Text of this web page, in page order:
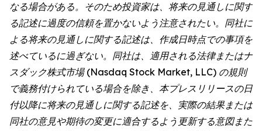
なる場合がある。そのため投資家は、将来の見通しに関す
る記述に過度の信頼を置かないよう注意されたい。同社に
よる将来の見通しに関する記述は、作成日時点での事項を
述べているに過ぎない。同社は、適用される法律またはナ
スダック株式市場 (Nasdaq Stock Market, LLC) の規則
で義務付けられている場合を除き、本プレスリリースの日
付以降に将来の見通しに関する記述を、実際の結果または
同社の意見や期待の変更に適合するよう更新する意図また